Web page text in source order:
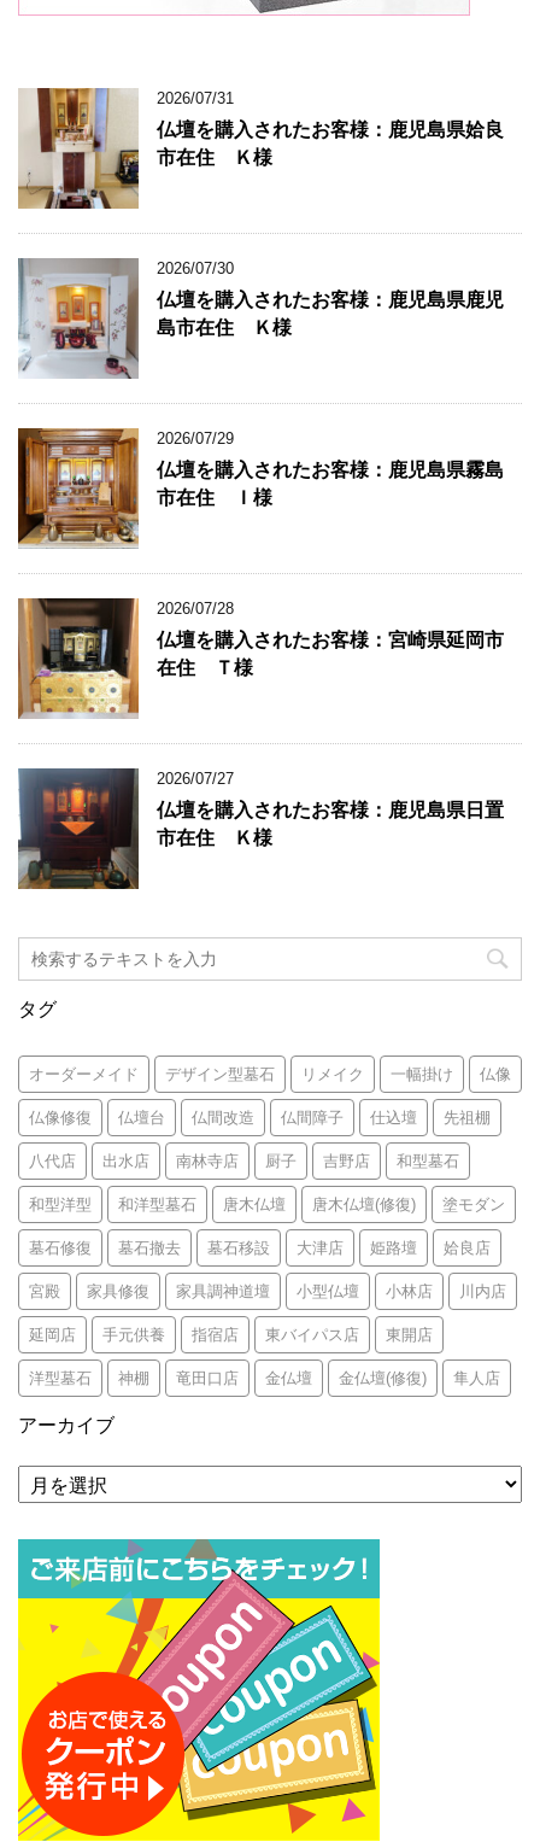
2026/07/31
仏壇を購入されたお客様：鹿児島県姶良
市在住 Ｋ様
2026/07/30
仏壇を購入されたお客様：鹿児島県鹿児
島市在住 Ｋ様
2026/07/29
仏壇を購入されたお客様：鹿児島県霧島
市在住 Ｉ様
2026/07/28
仏壇を購入されたお客様：宮崎県延岡市
在住 Ｔ様
2026/07/27
仏壇を購入されたお客様：鹿児島県日置
市在住 Ｋ様
タグ
オーダーメイド デザイン型墓石 リメイク 一幅掛け 仏像
仏像修復 仏壇台 仏間改造 仏間障子 仕込壇 先祖棚
八代店 出水店 南林寺店 厨子 吉野店 和型墓石
和型洋型 和洋型墓石 唐木仏壇 唐木仏壇(修復) 塗モダン
墓石修復 墓石撤去 墓石移設 大津店 姫路壇 姶良店
宮殿 家具修復 家具調神道壇 小型仏壇 小林店 川内店
延岡店 手元供養 指宿店 東バイパス店 東開店
洋型墓石 神棚 竜田口店 金仏壇 金仏壇(修復) 隼人店
アーカイブ
ア
ー
ブ